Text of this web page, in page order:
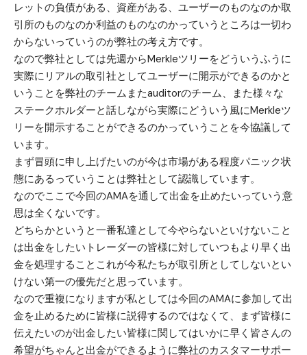
レットの負債がある、資産がある、ユーザーのものなのか取
引所のものなのか利益のものなのかっていうところは一切わ
からないっていうのが弊社の考え方です。
なので弊社としては先週からMerkleツリーをどういうふうに
実際にリアルの取引社としてユーザーに開示ができるのかと
いうことを弊社のチームまたauditorのチーム、また様々な
ステークホルダーと話しながら実際にどういう風にMerkleツ
リーを開示することができるのかっていうことを今協議して
います。
まず冒頭に申し上げたいのが今は市場がある程度パニック状
態にあるっていうことは弊社として認識しています。
なのでここで今回のAMAを通して出金を止めたいっていう意
思は全くないです。
どちらかというと一番私達として今やらないといけないこと
は出金をしたいトレーダーの皆様に対していつもより早く出
金を処理することこれが今私たちが取引所としてしないとい
けない第一の優先だと思っています。
なので重複になりますが私としては今回のAMAに参加して出
金を止めるために皆様に説得するのではなくて、まず皆様に
伝えたいのが出金したい皆様に関してはいかに早く皆さんの
希望がちゃんと出金ができるように弊社のカスタマーサポー